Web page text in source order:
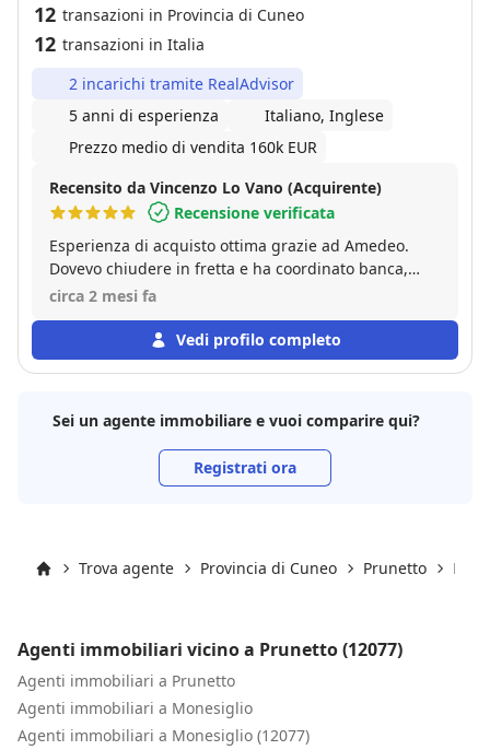
12 transazioni in Provincia di Cuneo
12 transazioni in Italia
2 incarichi tramite RealAdvisor
5 anni di esperienza
Italiano, Inglese
Prezzo medio di vendita 160k EUR
Recensito da Vincenzo Lo Vano (Acquirente)
Recensione verificata
Esperienza di acquisto ottima grazie ad Amedeo.
Dovevo chiudere in fretta e ha coordinato banca,
notaio e venditore senza un intoppo. Professionale,
attenzione in ogni fase fino al rogito. Cinque stelle
circa 2 mesi fa
Vedi profilo completo
Sei un agente immobiliare e vuoi comparire qui?
Registrati ora
Trova agente Provincia di Cuneo Prunetto
Agenti immobiliari vicino a Prunetto (12077)
Agenti immobiliari a Prunetto
Agenti immobiliari a Monesiglio
Agenti immobiliari a Monesiglio (12077)